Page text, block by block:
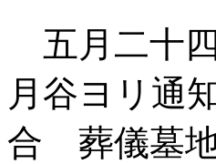
五月二十
月谷ヨリ
合 葬儀墓